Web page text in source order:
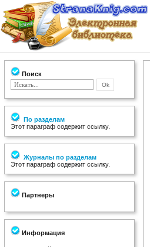
Поиск
По разделам
Этот параграф содержит ссылку.
Журналы по разделам
Этот параграф содержит ссылку.
Партнеры
Информация